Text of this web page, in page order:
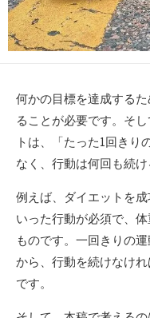
何かの目標を達成する
ることが必要です。そ
トは、「たった1回きり
なく、行動は何回も続
例えば、ダイエットを
いった行動が必須で、
ものです。一回きりの
から、行動を続けなけ
です。